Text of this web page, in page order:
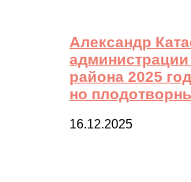
Александр
района 2025
но
16.12.2025